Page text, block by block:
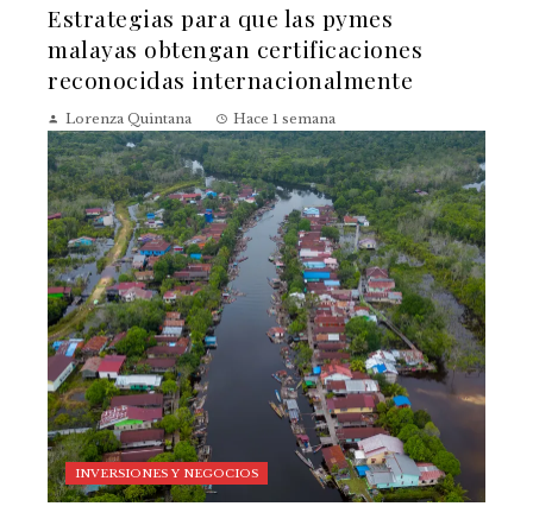
Estrategias para que las pymes
malayas obtengan certificaciones
reconocidas internacionalmente
Lorenza Quintana Hace 1 semana
INVERSIONES Y NEGOCIOS